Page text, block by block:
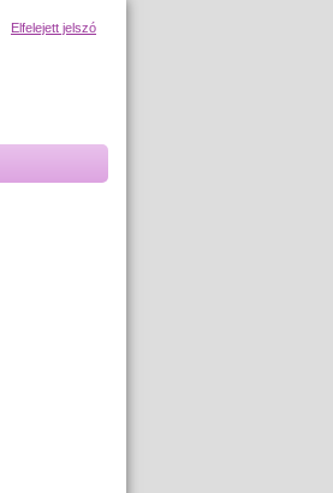
Elfelejett jelszó